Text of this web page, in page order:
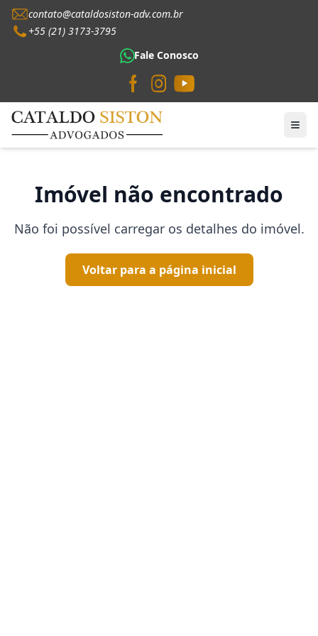
contato@cataldosiston-adv.com.br
+55 (21) 3173-3795
Fale Conosco
Imóvel não encontrado
Não foi possível carregar os detalhes do imóvel.
Voltar para a página inicial